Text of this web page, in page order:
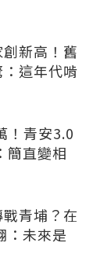
新高！舊
這年代啃
！青安3.0
簡直變相
青埔？在
：未來是